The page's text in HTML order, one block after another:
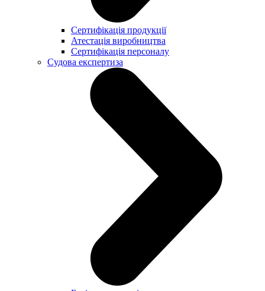
Сертифікація продукції
Атестація виробництва
Сертифікація персоналу
Судова експертиза